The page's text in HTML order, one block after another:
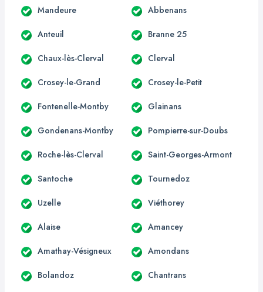
Mandeure Abbenans
Anteuil Branne 25
Chaux-lès-Clerval Clerval
Crosey-le-Grand Crosey-le-Petit
Fontenelle-Montby Glainans
Gondenans-Montby Pompierre-sur-Doubs
Roche-lès-Clerval Saint-Georges-Armont
Santoche Tournedoz
Uzelle Viéthorey
Alaise Amancey
Amathay-Vésigneux Amondans
Bolandoz Chantrans